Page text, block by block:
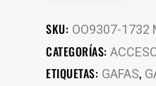
SKU: OO9307-1732
CATEGORÍAS:
ETIQUETAS: GAFAS,